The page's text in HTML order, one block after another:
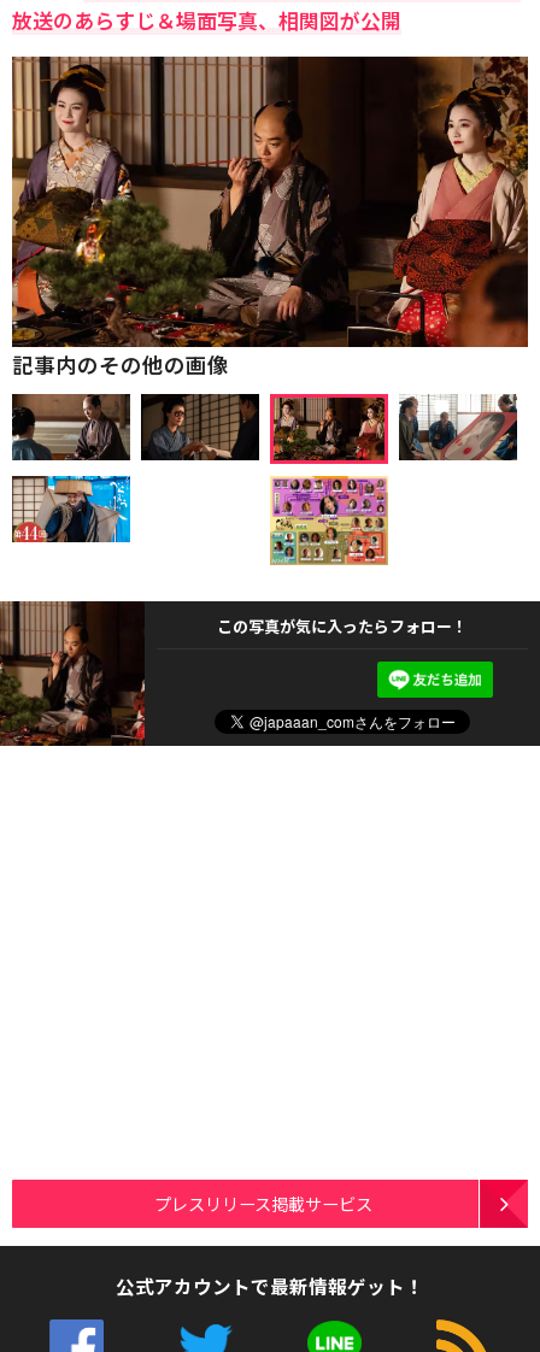
放送のあらすじ＆場面写真、相関図が公開
記事内のその他の画像
この写真が気に入ったらフォロー！
プレスリリース掲載サービス
公式アカウントで最新情報ゲット！